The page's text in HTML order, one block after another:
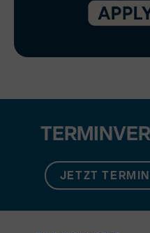
JETZT